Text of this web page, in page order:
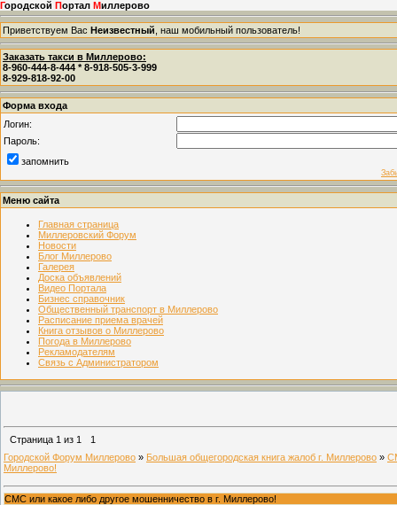
Городской Портал Миллерово
Приветствуем Вас Неизвестный , наш мобильный пользователь!
Заказать такси в Миллерово:
8-960-444-8-444 * 8-918-505-3-999
8-929-818-92-00
Форма входа
Логин:
Пароль:
запомнить
Меню сайта
Главная страница
Миллеровский Форум
Новости
Блог Миллерово
Галерея
Доска объявлений
Видео Портала
Бизнес справочник
Общественный транспорт в Миллерово
Расписание приема врачей
Книга отзывов о Миллерово
Погода в Миллерово
Рекламодателям
Связь с Администратором
Страница 1 из 1
1
Городской Форум Миллерово » Большая общегородская книга жалоб г. Миллерово »
Миллерово!
СМС или какое либо другое мошенничество в г. Миллерово!